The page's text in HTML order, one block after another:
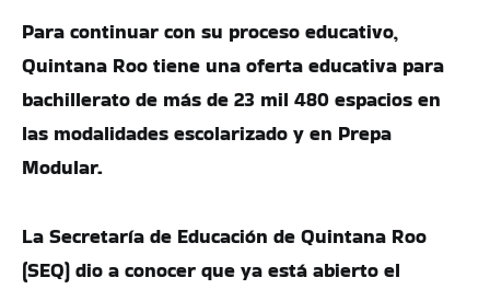
Para continuar con su proceso educativo,
Quintana Roo tiene una oferta educativa para
bachillerato de más de 23 mil 480 espacios en
las modalidades escolarizado y en Prepa
Modular.
La Secretaría de Educación de Quintana Roo
(SEQ) dio a conocer que ya está abierto el